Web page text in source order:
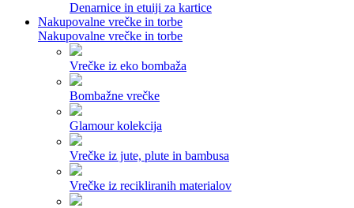
Denarnice in etuiji za kartice
Nakupovalne vrečke in torbe
Nakupovalne vrečke in torbe
Vrečke iz eko bombaža
Bombažne vrečke
Glamour kolekcija
Vrečke iz jute, plute in bambusa
Vrečke iz recikliranih materialov